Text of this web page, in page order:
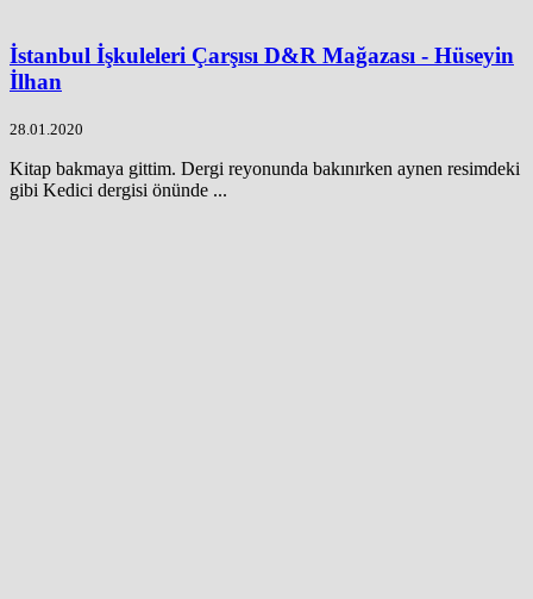
İstanbul İşkuleleri Çarşısı D&R Mağazası - Hüseyin
İlhan
28.01.2020
Kitap bakmaya gittim. Dergi reyonunda bakınırken aynen resimdeki
gibi Kedici dergisi önünde ...